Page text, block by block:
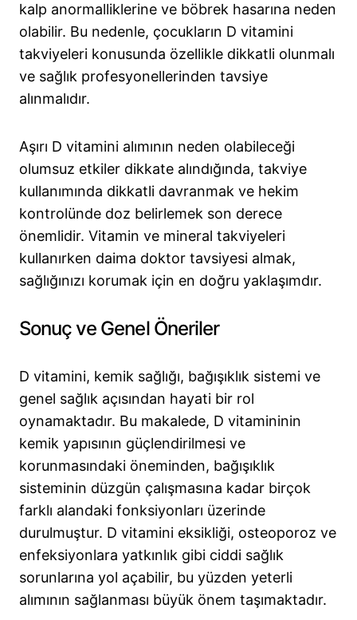
kalp anormalliklerine ve böbrek hasarına neden
olabilir. Bu nedenle, çocukların D vitamini
takviyeleri konusunda özellikle dikkatli olunmalı
ve sağlık profesyonellerinden tavsiye
alınmalıdır.
Aşırı D vitamini alımının neden olabileceği
olumsuz etkiler dikkate alındığında, takviye
kullanımında dikkatli davranmak ve hekim
kontrolünde doz belirlemek son derece
önemlidir. Vitamin ve mineral takviyeleri
kullanırken daima doktor tavsiyesi almak,
sağlığınızı korumak için en doğru yaklaşımdır.
Sonuç ve Genel Öneriler
D vitamini, kemik sağlığı, bağışıklık sistemi ve
genel sağlık açısından hayati bir rol
oynamaktadır. Bu makalede, D vitamininin
kemik yapısının güçlendirilmesi ve
korunmasındaki öneminden, bağışıklık
sisteminin düzgün çalışmasına kadar birçok
farklı alandaki fonksiyonları üzerinde
durulmuştur. D vitamini eksikliği, osteoporoz ve
enfeksiyonlara yatkınlık gibi ciddi sağlık
sorunlarına yol açabilir, bu yüzden yeterli
alımının sağlanması büyük önem taşımaktadır.